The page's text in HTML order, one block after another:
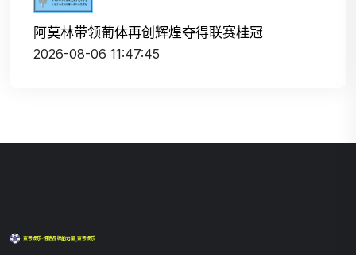
阿莫林带领葡体再创辉煌夺得联赛桂冠
2026-08-06 11:47:45